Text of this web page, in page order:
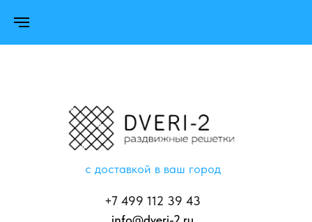
с доставкой в ваш город
+7 499 112 39 43